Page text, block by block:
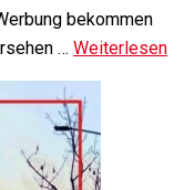
bekommen
… Weiterlesen